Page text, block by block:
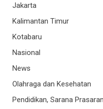
Jakarta
Kalimantan Timur
Kotabaru
Nasional
News
Olahraga dan Kesehatan
Pendidikan, Sarana